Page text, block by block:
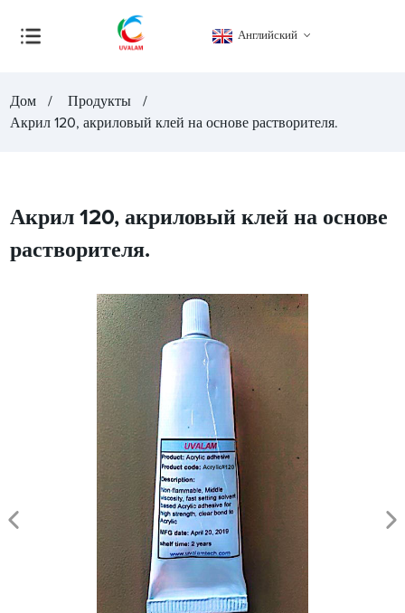
Английский
Дом
Продукты
Акрил 120, акриловый клей на основе растворителя.
Акрил 120, акриловый клей на основе
растворителя.